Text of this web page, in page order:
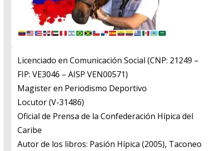
Licenciado en Comunicación Social (CNP: 21249 –
FIP: VE3046 – AISP VEN00571)
​Magister en Periodismo Deportivo
​Locutor (V-31486)
​Oficial de Prensa de la Confederación Hípica del
Caribe
​Autor de los libros: Pasión Hípica (2005), Taconeo